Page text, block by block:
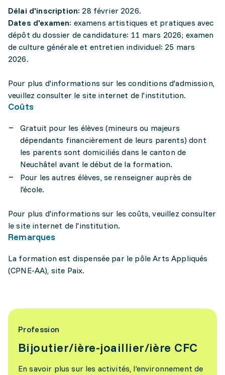
Délai d'inscription: 28 février 2026.
Dates d'examen: examens artistiques et pratiques avec
dépôt du dossier de candidature: 11 mars 2026; examen
de culture générale et entretien individuel: 25 mars
2026.
Pour plus d'informations sur les conditions d'admission,
veuillez consulter le site internet de l'institution.
Coûts
Gratuit pour les élèves (mineurs ou majeurs
dépendants financièrement de leurs parents) dont
les parents sont domiciliés dans le canton de
Neuchâtel avant le début de la formation.
Pour les autres élèves, se renseigner auprès de
l'école.
Pour plus d'informations sur les coûts, veuillez consulter
le site internet de l'institution.
Remarques
La formation est dispensée par le pôle Arts Appliqués
(CPNE-AA), site Paix.
Profession
Bijoutier/ière-joaillier/ière CFC
En savoir plus sur les activités, l’environnement de